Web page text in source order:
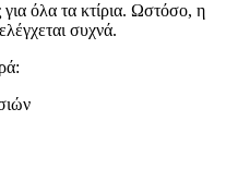
όλα τα κτίρια. Ωστόσο, η
συχνά.